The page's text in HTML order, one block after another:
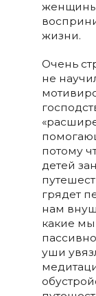
женщины,
жизни.
Очень
не
потому
детей
грядет
нам
какие мы
уши